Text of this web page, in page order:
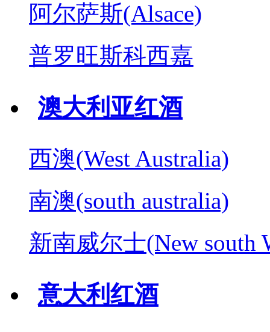
阿尔萨斯(Alsace)
普罗旺斯科西嘉
澳大利亚红酒
西澳(West Australia)
南澳(south australia)
新南威尔士(New south
意大利红酒